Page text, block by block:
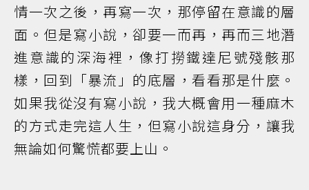
情一次之後，再寫一次，那停留在意識的層
面。但是寫小說，卻要一而再，再而三地潛
進意識的深海裡，像打撈鐵達尼號殘骸那
樣，回到「暴流」的底層，看看那是什麼。
如果我從沒有寫小說，我大概會用一種麻木
的方式走完這人生，但寫小說這身分，讓我
無論如何驚慌都要上山。